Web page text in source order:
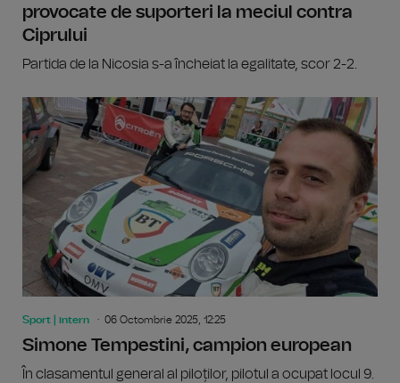
provocate de suporteri la meciul contra
Ciprului
Partida de la Nicosia s-a încheiat la egalitate, scor 2-2.
Sport | intern 06 Octombrie 2025, 12:25
Simone Tempestini, campion european
În clasamentul general al piloților, pilotul a ocupat locul 9.